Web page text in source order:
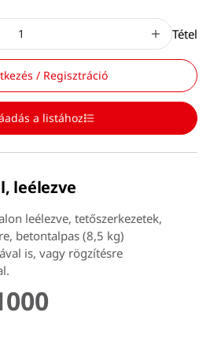
Tétel
/ Regisztráció
a listához
leélezve
leélezve, tetőszerkezetek,
betontalpas (8,5 kg)
is, vagy rögzítésre